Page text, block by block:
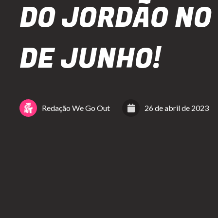
DO JORDÃO
DE JUNHO!
Redação We Go Out 26 de abril de 2023